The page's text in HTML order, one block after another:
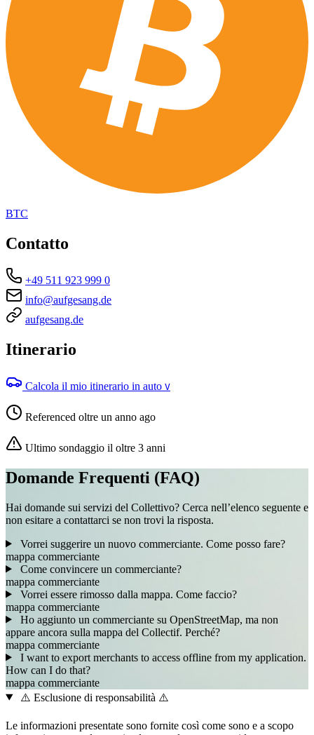
BTC
Contatto
+49 511 923 999 0
info@aufgesang.de
aufgesang.de
Itinerario
Calcola il mio itinerario in auto V
Referenced oltre un anno ago
Ultimo sondaggio il oltre 3 anni
Domande Frequenti (FAQ)
Hai domande sui servizi del Collettivo? Cerca nell’elenco seguente e
non esitare a contattarci se non trovi la risposta.
Vorrei suggerire un nuovo commerciante. Come posso fare?
mappa commerciante
Come convincere un commerciante?
mappa commerciante
Vorrei essere rimosso dalla mappa. Come faccio?
mappa commerciante
Ho aggiunto un commerciante su OpenStreetMap, ma non
appare ancora sulla mappa del Collectif. Perché?
mappa commerciante
I want to export merchants to access offline from my application.
How can I do that?
mappa commerciante
⚠️ Esclusione di responsabilità ⚠️
Le informazioni presentate sono fornite così come sono e a scopo